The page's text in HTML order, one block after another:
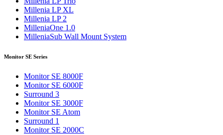
Millenia LP XL
Millenia LP 2
MilleniaOne 1.0
MilleniaSub Wall Mount System
Monitor SE Series
Monitor SE 8000F
Monitor SE 6000F
Surround 3
Monitor SE 3000F
Monitor SE Atom
Surround 1
Monitor SE 2000C